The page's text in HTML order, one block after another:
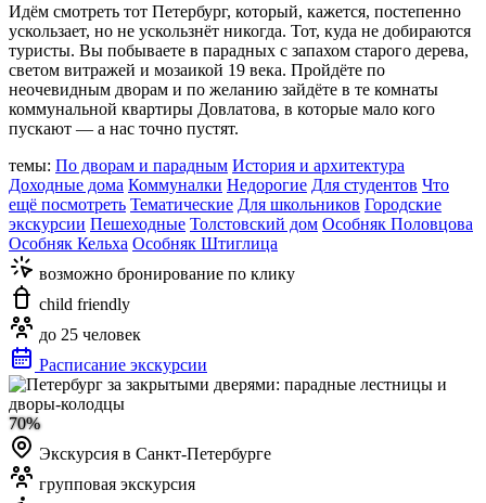
Идём смотреть тот Петербург, который, кажется, постепенно
ускользает, но не ускользнёт никогда. Тот, куда не добираются
туристы. Вы побываете в парадных с запахом старого дерева,
светом витражей и мозаикой 19 века. Пройдёте по
неочевидным дворам и по желанию зайдёте в те комнаты
коммунальной квартиры Довлатова, в которые мало кого
пускают — а нас точно пустят.
темы: По дворам и парадным История и архитектура
Доходные дома Коммуналки Недорогие Для студентов Что
ещё посмотреть Тематические Для школьников Городские
экскурсии Пешеходные Толстовский дом Особняк Половцова
Особняк Кельха Особняк Штиглица
возможно бронирование по клику
child friendly
до 25 человек
Расписание экскурсии
70%
Экскурсия в Санкт-Петербурге
групповая экскурсия